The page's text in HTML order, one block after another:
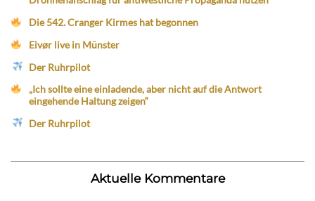
Die 542. Cranger Kirmes hat begonnen
Eivør live in Münster
Der Ruhrpilot
„Ich sollte eine einladende, aber nicht auf die Antwort
eingehende Haltung zeigen“
Der Ruhrpilot
Aktuelle Kommentare